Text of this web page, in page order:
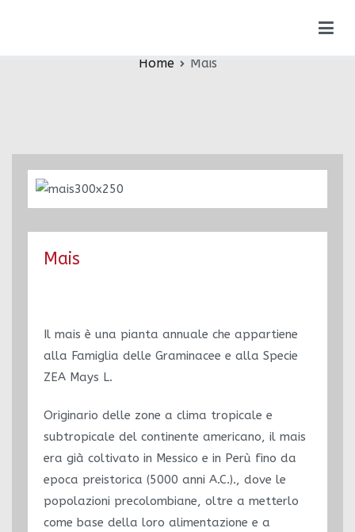
Home Mais
Mais
Il mais è una pianta annuale che appartiene
alla Famiglia delle Graminacee e alla Specie
ZEA Mays L.
Originario delle zone a clima tropicale e
subtropicale del continente americano, il mais
era già coltivato in Messico e in Perù fino da
epoca preistorica (5000 anni A.C.)., dove le
popolazioni precolombiane, oltre a metterlo
come base della loro alimentazione e a